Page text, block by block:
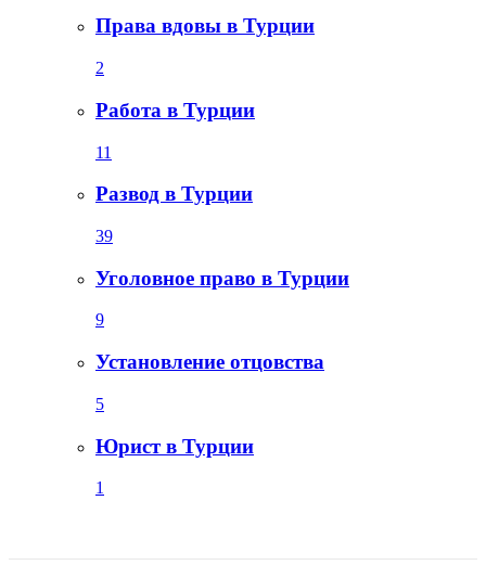
Права вдовы в Турции
2
Работа в Турции
11
Развод в Турции
39
Уголовное право в Турции
9
Установление отцовства
5
Юрист в Турции
1